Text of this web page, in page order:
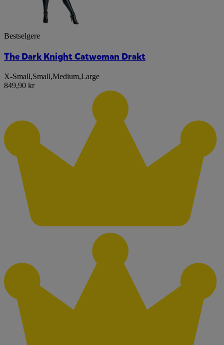
Bestselgere
The Dark Knight Catwoman Drakt
X-Small,Small,Medium,Large
849,90 kr